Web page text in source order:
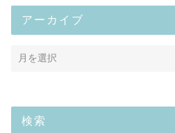
アーカイブ
検索